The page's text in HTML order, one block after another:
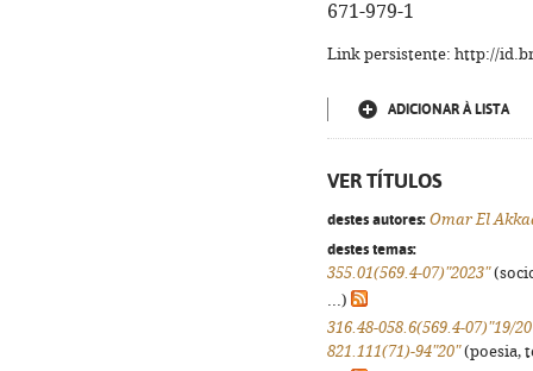
671-979-1
Link persistente: http://
ADICIONAR À LISTA
VER TÍTULOS
destes autores: Omar El
destes temas:
355.01(569.4-07)"2023"
...)
316.48-058.6(569.4-07)"19/
821.111(71)-94"20"(poesia,